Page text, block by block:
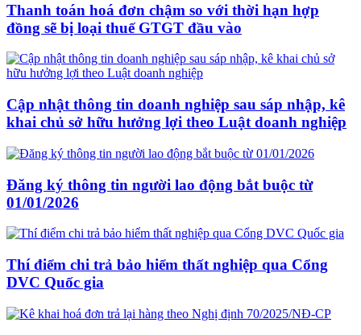
Thanh toán hoá đơn chậm so với thời hạn hợp
đồng sẽ bị loại thuế GTGT đầu vào
Cập nhật thông tin doanh nghiệp sau sáp nhập, kê
khai chủ sở hữu hưởng lợi theo Luật doanh nghiệp
Đăng ký thông tin người lao động bắt buộc từ
01/01/2026
Thí điểm chi trả bảo hiểm thất nghiệp qua Cổng
DVC Quốc gia